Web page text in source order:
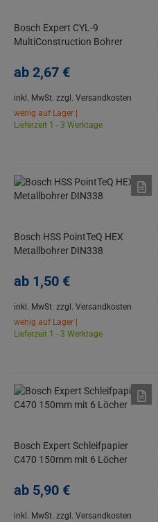
Bosch Expert CYL-9
MultiConstruction Bohrer
ab 2,67 €
inkl. MwSt. zzgl. Versandkosten
wenig auf Lager |
Lieferzeit 1 - 3 Werktage
Bosch HSS PointTeQ HEX
Metallbohrer DIN338
ab 1,50 €
inkl. MwSt. zzgl. Versandkosten
wenig auf Lager |
Lieferzeit 1 - 3 Werktage
Bosch Expert Schleifpapier
C470 150mm mit 6 Löcher
ab 5,90 €
inkl. MwSt. zzgl. Versandkosten